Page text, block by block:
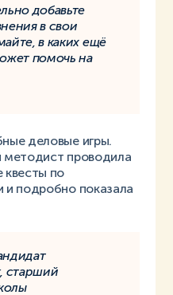
добавьте
в свои
в каких ещё
помочь на
деловые игры.
проводила
квесты по
и подробно показала
старший